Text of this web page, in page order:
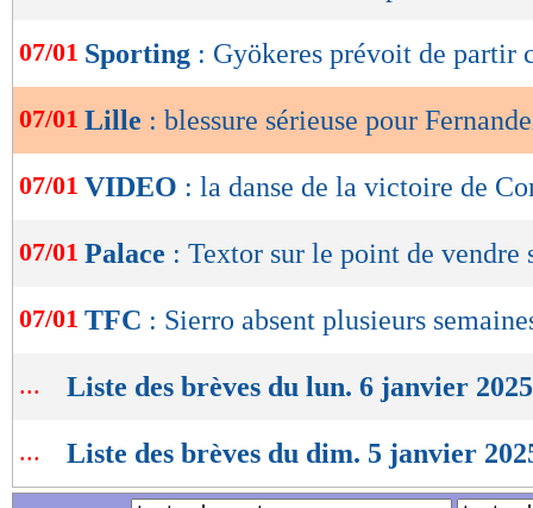
OK
07/01 Sporting : Gyökeres prévoit de partir
07/01 Lille : blessure sérieuse pour
07/01 VIDEO : la danse de la victoire de
07/01 Palace : Textor sur le point de vendre
07/01 TFC : Sierro absent plusieurs
... Liste des brèves du lun. 6 janvier 2025
... Liste des brèves du dim. 5 janvier